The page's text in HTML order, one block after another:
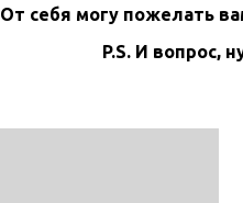
От себя могу пожелать
P.S. И вопрос,